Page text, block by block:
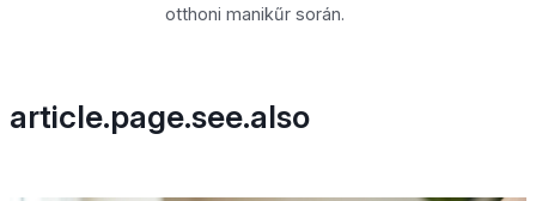
otthoni manikűr során.
article.page.see.also